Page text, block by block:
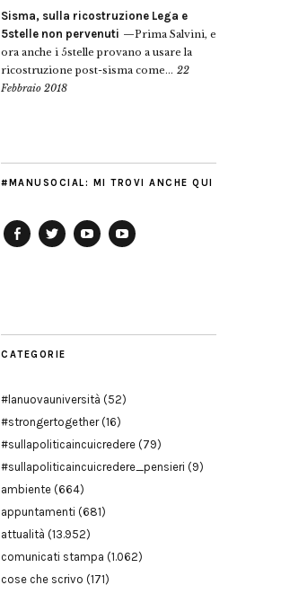
Sisma, sulla ricostruzione Lega e
5stelle non pervenuti
Prima Salvini, e
ora anche i 5stelle provano a usare la
ricostruzione post-sisma come... 22
Febbraio 2018
#MANUSOCIAL: MI TROVI ANCHE QUI
CATEGORIE
#lanuovauniversità (52)
#strongertogether(16)
#sullapoliticaincuicredere (79)
#sullapoliticaincuicredere_pensieri (9)
ambiente (664)
appuntamenti (681)
attualità (13.952)
comunicati stampa (1.062)
cose che scrivo (171)